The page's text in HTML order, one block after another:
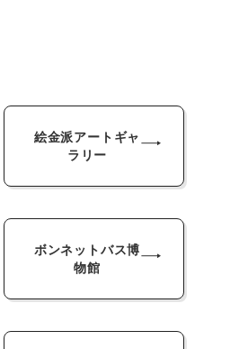
絵金派アートギャ
ラリー
ボンネットバス博
物館